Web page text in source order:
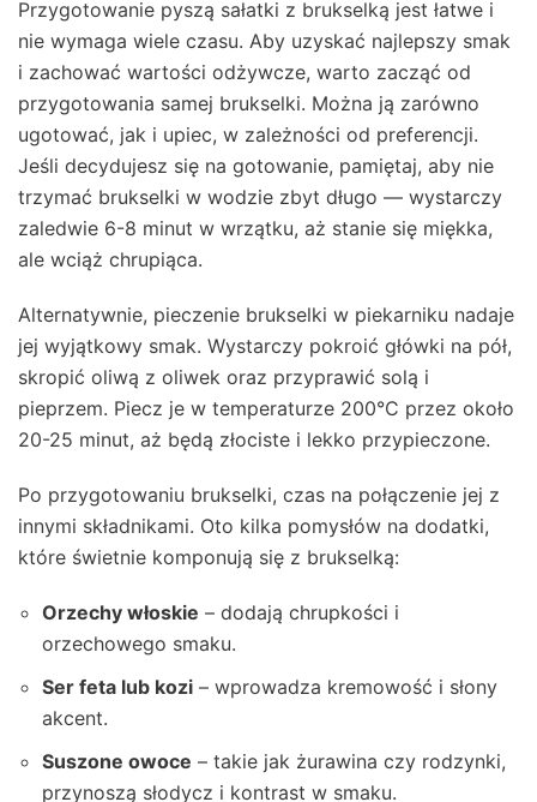
Przygotowanie pyszą sałatki z brukselką jest łatwe i
nie wymaga wiele czasu. Aby uzyskać najlepszy smak
i zachować wartości odżywcze, warto zacząć od
przygotowania samej brukselki. Można ją zarówno
ugotować, jak i upiec, w zależności od preferencji.
Jeśli decydujesz się na gotowanie, pamiętaj, aby nie
trzymać brukselki w wodzie zbyt długo — wystarczy
zaledwie 6-8 minut w wrzątku, aż stanie się miękka,
ale wciąż chrupiąca.
Alternatywnie, pieczenie brukselki w piekarniku nadaje
jej wyjątkowy smak. Wystarczy pokroić główki na pół,
skropić oliwą z oliwek oraz przyprawić solą i
pieprzem. Piecz je w temperaturze 200°C przez około
20-25 minut, aż będą złociste i lekko przypieczone.
Po przygotowaniu brukselki, czas na połączenie jej z
innymi składnikami. Oto kilka pomysłów na dodatki,
które świetnie komponują się z brukselką:
Orzechy włoskie – dodają chrupkości i
orzechowego smaku.
Ser feta lub kozi – wprowadza kremowość i słony
akcent.
Suszone owoce – takie jak żurawina czy rodzynki,
przynoszą słodycz i kontrast w smaku.